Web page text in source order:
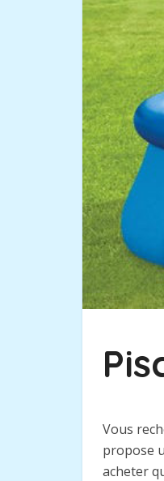
Vous
propose
acheter